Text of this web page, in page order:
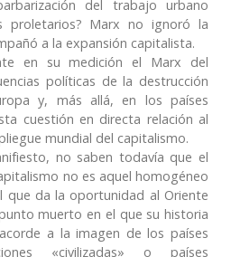
del trabajo urbano
proletarios? Marx no ignoró la
a la expansión capitalista.
en su medición el Marx del
políticas de la destrucción
y, más allá, en los países
cuestión en directa relación al
mundial del capitalismo.
no saben todavía que el
no es aquel homogéneo
que da la oportunidad al Oriente
muerto en el que su historia
a la imagen de los países
«civilizadas» o países